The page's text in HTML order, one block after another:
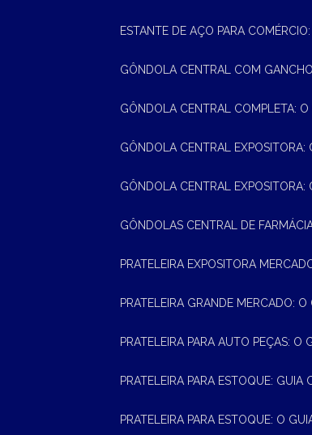
ESTANTE DE AÇO PARA
GÔNDOLA CENTRAL COM
GÔNDOLA CENTRAL COMPLETA:
GÔNDOLA CENTRAL
GÔNDOLA CENTRAL
GÔNDOLAS CENTRAL DE
PRATELEIRA EXPOSITORA
PRATELEIRA GRANDE MERCADO:
PRATELEIRA PARA AUTO PEÇAS:
PRATELEIRA PARA ESTOQUE:
PRATELEIRA PARA ESTOQUE: O